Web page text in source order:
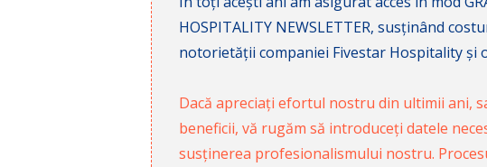
HOSPITALITY NEWSLETTER, susținând
notorietății companiei Fivestar Hospitality și
Dacă apreciați efortul nostru din ultimii ani,
beneficii, vă rugăm să introduceți datele
susținerea profesionalismului nostru.